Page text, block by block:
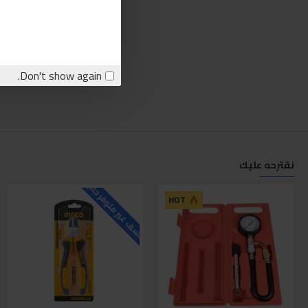
Don't show again.
نقترحه عليك
HOT للاسف غير متوفر حاليا